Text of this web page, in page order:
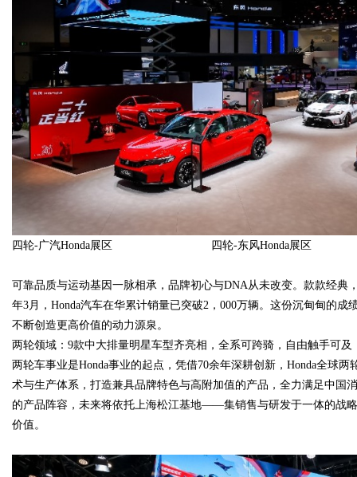
四轮-广汽Honda展区 四轮-东风Honda展区
可靠品质与运动基因一脉相承，品牌初心与DNA从未改变。款款经
年3月，Honda汽车在华累计销量已突破2，000万辆。这份沉甸甸的
不断创造更高价值的动力源泉。
两轮领域：9款中大排量明星车型齐亮相，全系可跨骑，自由触手可及
两轮车事业是Honda事业的起点，凭借70余年深耕创新，Honda全球
术与生产体系，打造兼具品牌特色与高附加值的产品，全力满足中国
的产品阵容，未来将依托上海松江基地——集销售与研发于一体的战
价值。